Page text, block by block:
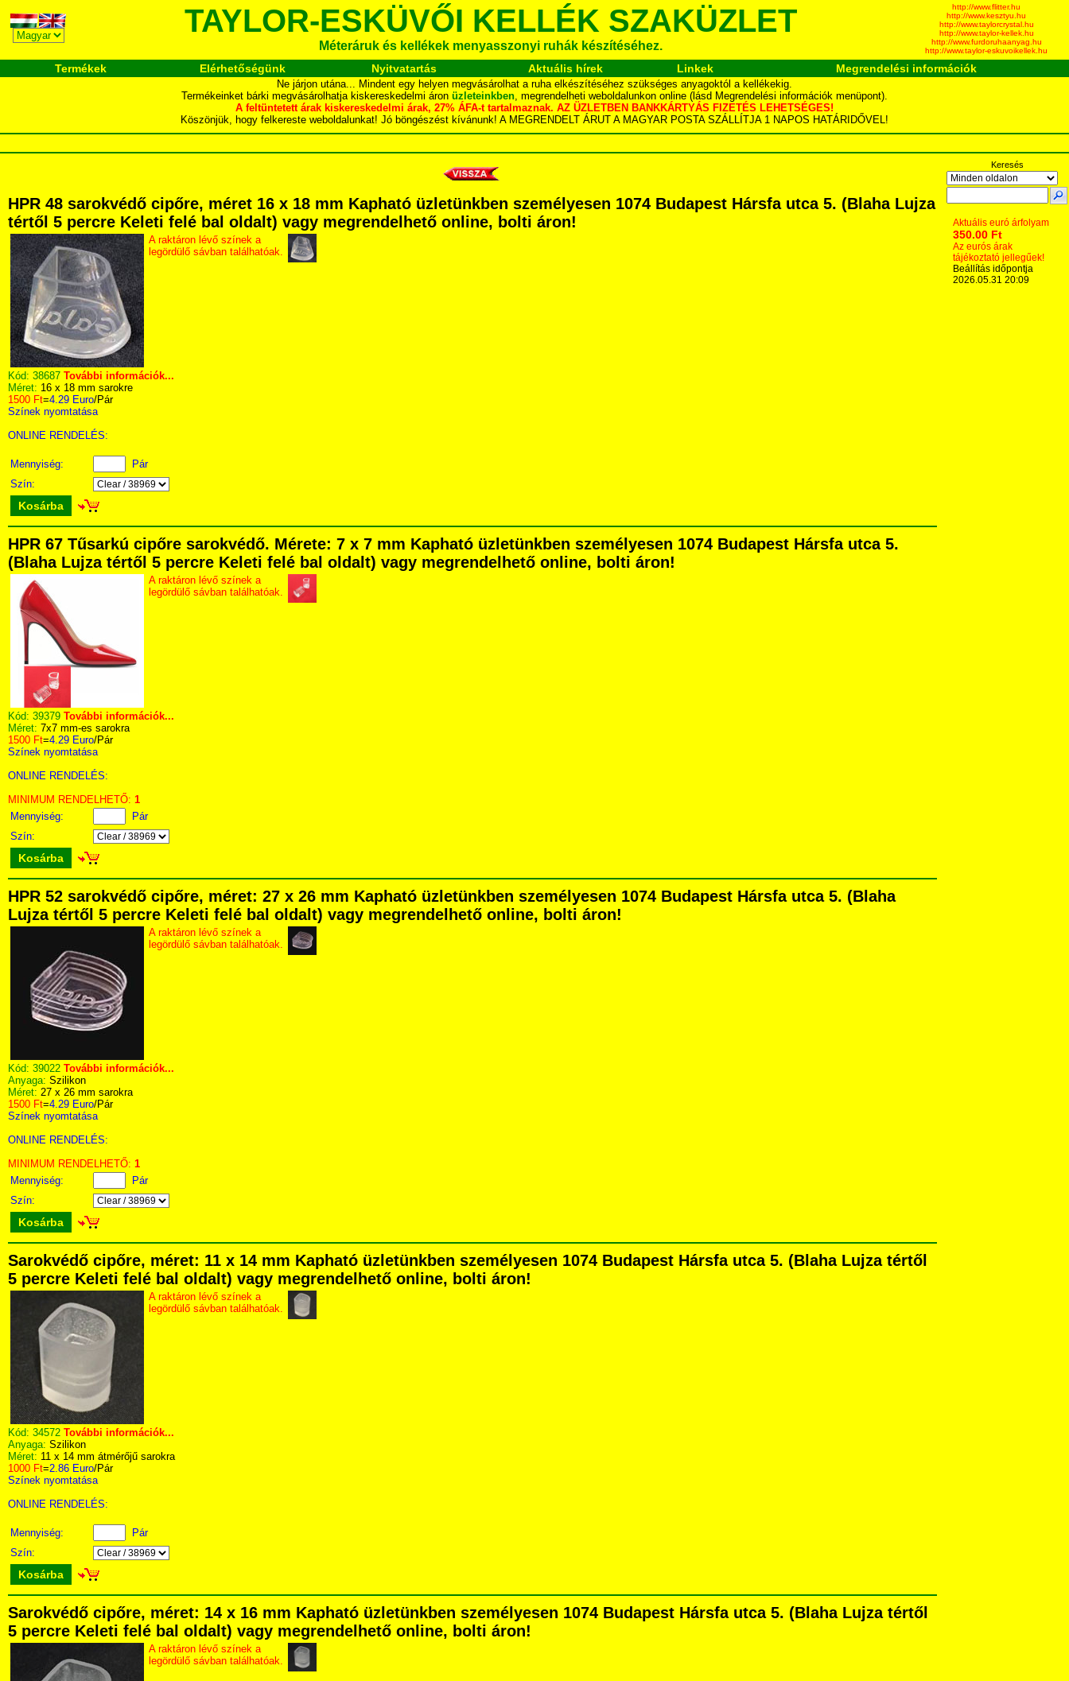
TAYLOR-ESKÜVŐI KELLÉK SZAKÜZLET
Méteráruk és kellékek menyasszonyi ruhák készítéséhez.
http://www.flitter.hu
http://www.kesztyu.hu
http://www.taylorcrystal.hu
http://www.taylor-kellek.hu
http://www.furdoruhaanyag.hu
http://www.taylor-eskuvoikellek.hu
Termékek Elérhetőségünk Nyitvatartás Aktuális hírek Linkek Megrendelési információk
Ne járjon utána... Mindent egy helyen megvásárolhat a ruha elkészítéséhez szükséges anyagoktól a kellékekig.
Termékeinket bárki megvásárolhatja kiskereskedelmi áron üzleteinkben, megrendelheti weboldalunkon online (lásd Megrendelési információk menüpont).
A feltüntetett árak kiskereskedelmi árak, 27% ÁFA-t tartalmaznak. AZ ÜZLETBEN BANKKÁRTYÁS FIZETÉS LEHETSÉGES!
Köszönjük, hogy felkereste weboldalunkat! Jó böngészést kívánunk! A MEGRENDELT ÁRUT A MAGYAR POSTA SZÁLLÍTJA 1 NAPOS HATÁRIDŐVEL!
HPR 48 sarokvédő cipőre, méret 16 x 18 mm Kapható üzletünkben személyesen 1074 Budapest Hársfa utca 5. (Blaha Lujza
tértől 5 percre Keleti felé bal oldalt) vagy megrendelhető online, bolti áron!
A raktáron lévő színek a
legördülő sávban találhatóak.
Kód: 38687 További információk...
Méret: 16 x 18 mm sarokre
1500 Ft=4.29 Euro/Pár
Színek nyomtatása
ONLINE RENDELÉS:
Mennyiség:
Pár
Szín:
Kosárba
HPR 67 Tűsarkú cipőre sarokvédő. Mérete: 7 x 7 mm Kapható üzletünkben személyesen 1074 Budapest Hársfa utca 5.
(Blaha Lujza tértől 5 percre Keleti felé bal oldalt) vagy megrendelhető online, bolti áron!
A raktáron lévő színek a
legördülő sávban találhatóak.
Kód: 39379 További információk...
Méret: 7x7 mm-es sarokra
1500 Ft=4.29 Euro/Pár
Színek nyomtatása
ONLINE RENDELÉS:
MINIMUM RENDELHETŐ: 1
Mennyiség:
Pár
Szín:
Kosárba
HPR 52 sarokvédő cipőre, méret: 27 x 26 mm Kapható üzletünkben személyesen 1074 Budapest Hársfa utca 5. (Blaha
Lujza tértől 5 percre Keleti felé bal oldalt) vagy megrendelhető online, bolti áron!
A raktáron lévő színek a
legördülő sávban találhatóak.
Kód: 39022 További információk...
Anyaga: Szilikon
Méret: 27 x 26 mm sarokra
1500 Ft=4.29 Euro/Pár
Színek nyomtatása
ONLINE RENDELÉS:
MINIMUM RENDELHETŐ: 1
Mennyiség:
Pár
Szín:
Kosárba
Sarokvédő cipőre, méret: 11 x 14 mm Kapható üzletünkben személyesen 1074 Budapest Hársfa utca 5. (Blaha Lujza tértől
5 percre Keleti felé bal oldalt) vagy megrendelhető online, bolti áron!
A raktáron lévő színek a
legördülő sávban találhatóak.
Kód: 34572 További információk...
Anyaga: Szilikon
Méret: 11 x 14 mm átmérőjű sarokra
1000 Ft=2.86 Euro/Pár
Színek nyomtatása
ONLINE RENDELÉS:
Mennyiség:
Pár
Szín:
Kosárba
Sarokvédő cipőre, méret: 14 x 16 mm Kapható üzletünkben személyesen 1074 Budapest Hársfa utca 5. (Blaha Lujza tértől
5 percre Keleti felé bal oldalt) vagy megrendelhető online, bolti áron!
A raktáron lévő színek a
legördülő sávban találhatóak.
Keresés
Aktuális euró árfolyam
350.00 Ft
Az eurós árak
tájékoztató jellegűek!
Beállítás időpontja
2026.05.31 20:09